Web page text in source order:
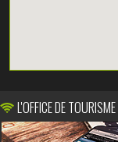
L'OFFICE DE TOURISME